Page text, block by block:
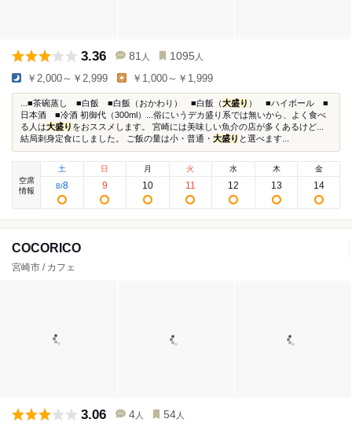
3.36 81 人 1095 人
￥2,000～￥2,999 ￥1,000～￥1,999
...■茶碗蒸し ■白飯 ■白飯（おかわり） ■白飯（大盛り ） ■ハイボール ■
日本酒 ■冷酒 初御代（300ml）...俗にいうデカ盛り系では無いから、よく食べ
る人は大盛り をおススメします。 宮崎には美味しい魚介の店が多くあるけど...
結局刺身定食にしました。 ご飯の量は小・普通・ 大盛り と選べます...
空席
情報
土
8/8
日
9
月
10
火
11
水
12
木
13
金
14
COCORICO
宮崎市 / カフェ
3.06 4 人 54 人